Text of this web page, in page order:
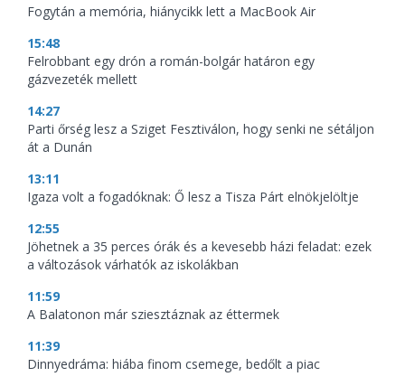
Fogytán a memória, hiánycikk lett a MacBook Air
15:48
Felrobbant egy drón a román-bolgár határon egy
gázvezeték mellett
14:27
Parti őrség lesz a Sziget Fesztiválon, hogy senki ne sétáljon
át a Dunán
13:11
Igaza volt a fogadóknak: Ő lesz a Tisza Párt elnökjelöltje
12:55
Jöhetnek a 35 perces órák és a kevesebb házi feladat: ezek
a változások várhatók az iskolákban
11:59
A Balatonon már sziesztáznak az éttermek
11:39
Dinnyedráma: hiába finom csemege, bedőlt a piac